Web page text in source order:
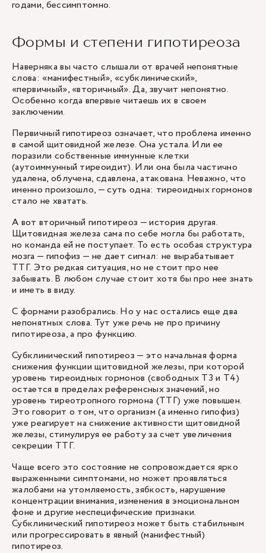
годами, бессимптомно.
Формы и степени гипотиреоза
Наверняка вы часто слышали от врачей непонятные
слова: «манифестный», «субклинический»,
«первичный», «вторичный». Да, звучит непонятно.
Особенно когда впервые читаешь их в своем
заключении.
Первичный гипотиреоз означает, что проблема именно
в самой щитовидной железе. Она устала. Или ее
поразили собственные иммунные клетки
(аутоиммунный тиреоидит). Или она была частично
удалена, облучена, сдавлена, атакована. Неважно, что
именно произошло, — суть одна: тиреоидных гормонов
стало не хватать.
А вот вторичный гипотиреоз — история другая.
Щитовидная железа сама по себе могла бы работать,
но команда ей не поступает. То есть особая структура
мозга — гипофиз — не дает сигнал: не вырабатывает
ТТГ. Это редкая ситуация, но не стоит про нее
забывать. В любом случае стоит хотя бы про нее знать
и иметь в виду.
С формами разобрались. Но у нас остались еще два
непонятных слова. Тут уже речь не про причину
гипотиреоза, а про функцию.
Субклинический гипотиреоз — это начальная форма
снижения функции щитовидной железы, при которой
уровень тиреоидных гормонов (свободных Т3 и Т4)
остается в пределах референсных значений, но
уровень тиреотропного гормона (ТТГ) уже повышен.
Это говорит о том, что организм (а именно гипофиз)
уже реагирует на снижение активности щитовидной
железы, стимулируя ее работу за счет увеличения
секреции ТТГ.
Чаще всего это состояние не сопровождается ярко
выраженными симптомами, но может проявляться
жалобами на утомляемость, зябкость, нарушение
концентрации внимания, изменения в эмоциональном
фоне и другие неспецифические признаки.
Субклинический гипотиреоз может быть стабильным
или прогрессировать в явный (манифестный)
гипотиреоз.